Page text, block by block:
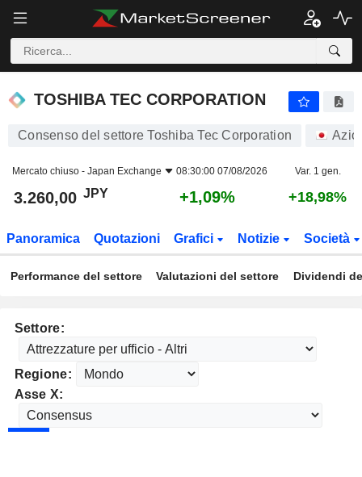
TOSHIBA TEC CORPORATION
Consenso del settore Toshiba Tec Corporation
Mercato chiuso - Japan Exchange 08:30:00 07/08/2026 Var. 1 gen.
3.260,00 JPY +1,09% +18,98%
Panoramica Quotazioni Grafici Notizie Società
Performance del settore Valutazioni del settore Dividendi
Settore:
Regione:
Asse X: